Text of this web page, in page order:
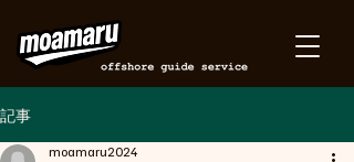
記事
moamaru2024